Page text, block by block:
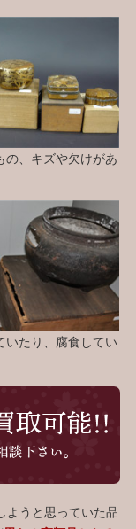
の、キズや欠けがあ
いたり、腐食してい
ようと思っていた品